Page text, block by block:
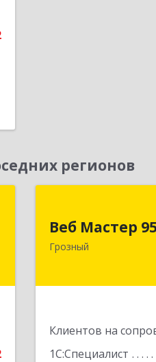
регионов
Веб Мастер
Грозный
Клиентов на
1С:Специалист
364050,